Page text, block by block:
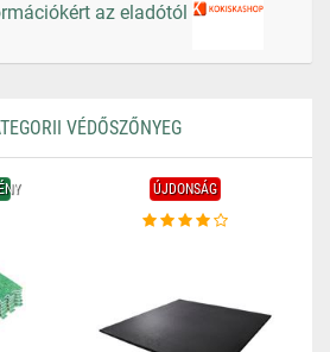
az eladótól
VÉDŐSZŐNYEG
ÚJDONSÁG